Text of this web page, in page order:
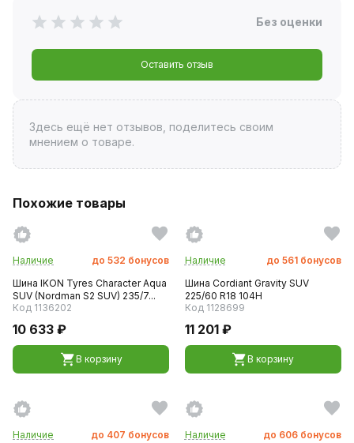
Без оценки
Оставить отзыв
Здесь ещё нет отзывов, поделитесь своим
мнением о товаре.
Похожие товары
Наличие до 532 бонусов
Шина IKON Tyres Character Aqua
SUV (Nordman S2 SUV) 235/7...
Код 1136202
10 633 ₽
В корзину
Наличие до 561 бонусов
Шина Cordiant Gravity SUV
225/60 R18 104H
Код 1128699
11 201 ₽
В корзину
Наличие до 407 бонусов
Наличие до 606 бонусов